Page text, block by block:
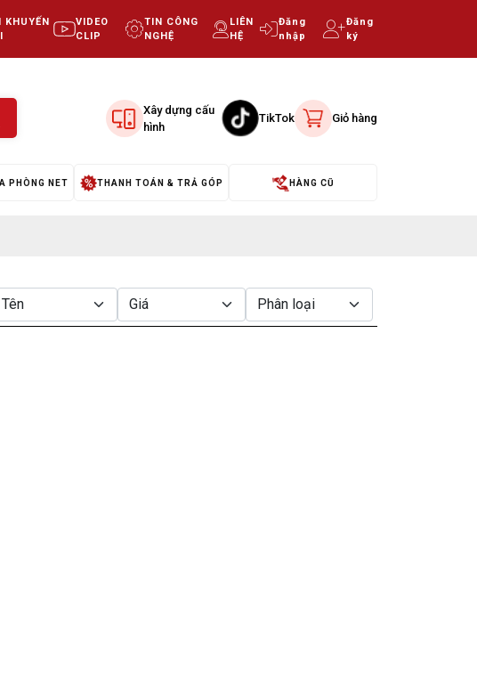
KHUYẾN
VIDEO
CLIP
TIN CÔNG
NGHỆ
LIÊN
HỆ
Đăng
nhập
Đăng
ký
Xây dựng cấu
hình
TikTok Giỏ hàng
PHÒNG NET THANH TOÁN & TRẢ GÓP HÀNG CŨ